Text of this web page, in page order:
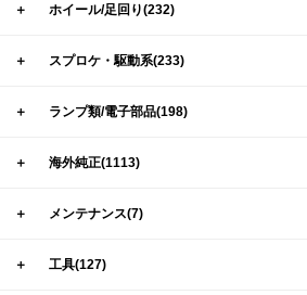
＋ ホイール/足回り(232)
＋ スプロケ・駆動系(233)
＋ ランプ類/電子部品(198)
＋ 海外純正(1113)
＋ メンテナンス(7)
＋ 工具(127)